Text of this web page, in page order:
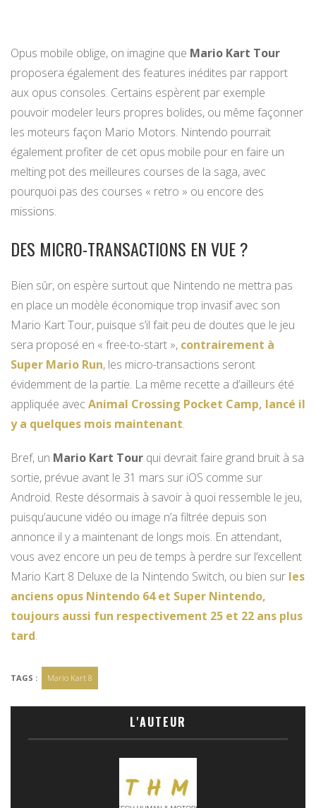
Opus mobile oblige, on imagine que Mario Kart Tour
proposera également des features inédites par rapport
aux opus consoles. Certains espèrent par exemple
pouvoir modeler leurs propres bolides, ou même façonner
les moteurs façon Mario Motors. Nintendo pourrait
également profiter de cet opus mobile pour en faire un
melting pot des meilleures courses de la saga, avec
pourquoi pas des courses « retro » ou encore des
missions.
DES MICRO-TRANSACTIONS EN VUE ?
Bien sûr, on espère surtout que Nintendo ne mettra pas
en place un modèle économique trop invasif avec son
Mario Kart Tour, puisque s’il fait peu de doutes que le jeu
sera proposé en « free-to-start », contrairement à
Super Mario Run, les micro-transactions seront
évidemment de la partie. La même recette a d’ailleurs été
appliquée avec Animal Crossing Pocket Camp, lancé il
y a quelques mois maintenant.
Bref, un Mario Kart Tour qui devrait faire grand bruit à sa
sortie, prévue avant le 31 mars sur iOS comme sur
Android. Reste désormais à savoir à quoi ressemble le jeu,
puisqu’aucune vidéo ou image n’a filtrée depuis son
annonce il y a maintenant de longs mois. En attendant,
vous avez encore un peu de temps à perdre sur l’excellent
Mario Kart 8 Deluxe de la Nintendo Switch, ou bien sur les
anciens opus Nintendo 64 et Super Nintendo,
toujours aussi fun respectivement 25 et 22 ans plus
tard.
TAGS : Mario Kart 8
L'AUTEUR